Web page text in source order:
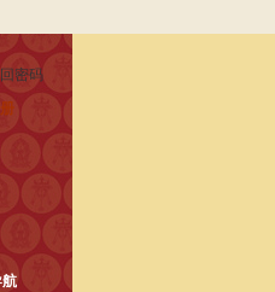
密码